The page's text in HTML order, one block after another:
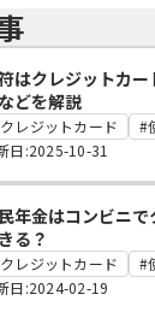
はクレジットカ
どを解説
クレジットカード
日:2025-10-31
年金はコンビニ
る？
クレジットカード
日:2024-02-19